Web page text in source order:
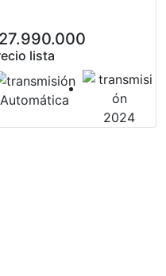
lista
Automática
2024